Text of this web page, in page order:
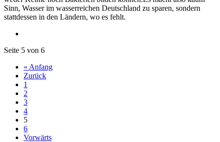
Sinn, Wasser im wasserreichen Deutschland zu sparen, sondern
stattdessen in den Ländern, wo es fehlt.
Seite 5 von 6
« Anfang
Zurück
1
2
3
4
5
6
Vorwärts